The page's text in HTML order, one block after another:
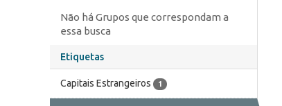
Não há Grupos que correspondam a
essa busca
Etiquetas
Capitais Estrangeiros 1